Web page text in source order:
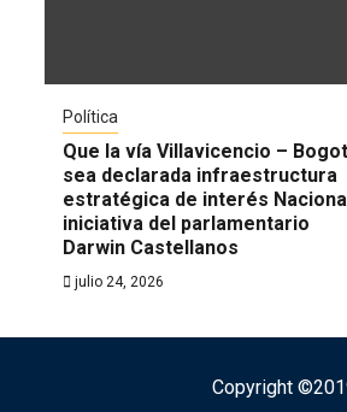
Política
Que la vía Villavicencio –
sea declarada infraestructura
estratégica de interés
iniciativa del parlamentario
Darwin Castellanos
julio 24, 2026
Copyright